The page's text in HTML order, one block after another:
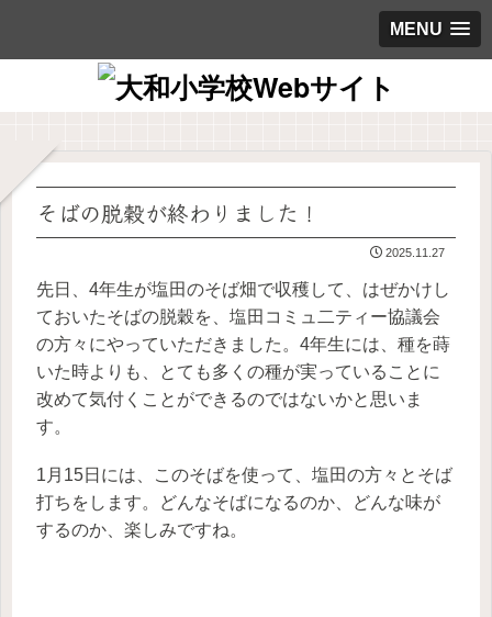
MENU
そばの脱穀が終わりました！
2025.11.27
先日、4年生が塩田のそば畑で収穫して、はぜかけし
ておいたそばの脱穀を、塩田コミュ二ティー協議会
の方々にやっていただきました。4年生には、種を蒔
いた時よりも、とても多くの種が実っていることに
改めて気付くことができるのではないかと思いま
す。
1月15日には、このそばを使って、塩田の方々とそば
打ちをします。どんなそばになるのか、どんな味が
するのか、楽しみですね。